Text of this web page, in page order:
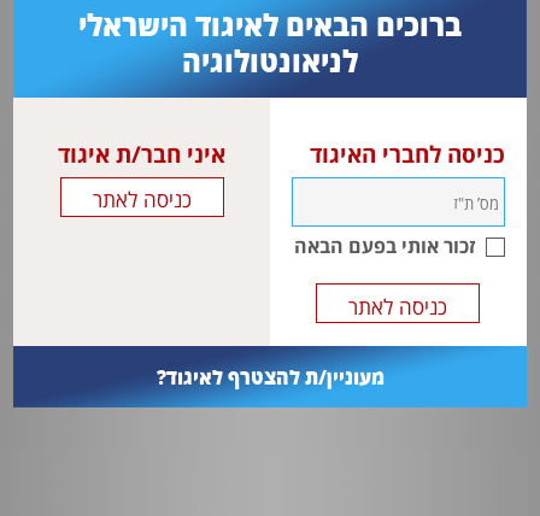
ברוכים הבאים לאיגוד הישראלי
לניאונטולוגיה
כניסה לחברי האיגוד
זכור אותי בפעם הבאה
איני חבר/ת איגוד
מעוניין/ת להצטרף לאיגוד?